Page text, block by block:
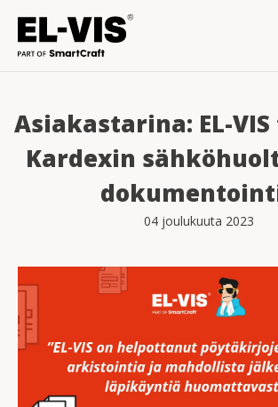
Asiakastarina: EL-
Kardexin
04 joulukuuta 2023